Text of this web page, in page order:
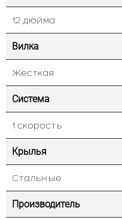
12 дюйма
Вилка
Жесткая
Система
1 скорость
Крылья
Стальные
Производитель